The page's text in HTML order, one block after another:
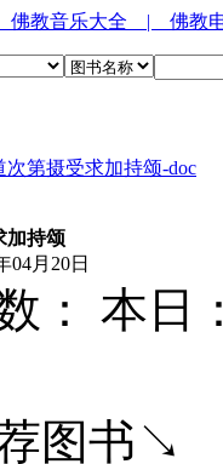
教音乐大全 | 佛教
次第摄受求加持颂-doc
加持颂
04月20日
： 本日
图书↘